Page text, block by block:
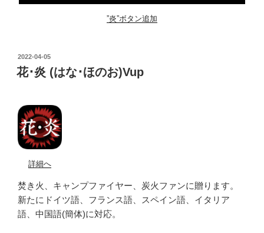
”炎”ボタン追加
POSTED
ON
2022-04-05
花･炎 (はな･ほのお)Vup
詳細へ
焚き火、キャンプファイヤー、炭火ファンに贈ります。
新たにドイツ語、フランス語、スペイン語、イタリア
語、中国語(簡体)に対応。